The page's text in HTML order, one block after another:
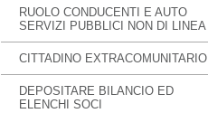
RUOLO CONDUCENTI E AUTO
SERVIZI PUBBLICI NON DI LINEA
CITTADINO EXTRACOMUNITARIO
DEPOSITARE BILANCIO ED
ELENCHI SOCI